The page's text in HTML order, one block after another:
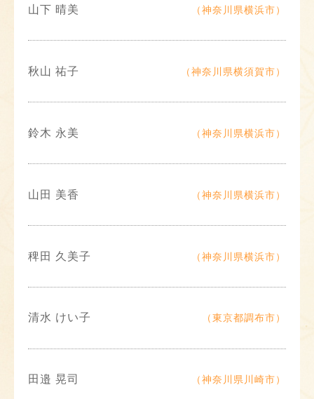
山下 晴美 （神奈川県横浜市）
秋山 祐子 （神奈川県横須賀市）
鈴木 永美 （神奈川県横浜市）
山田 美香 （神奈川県横浜市）
稗田 久美子 （神奈川県横浜市）
清水 けい子 （東京都調布市）
田邉 晃司 （神奈川県川崎市）